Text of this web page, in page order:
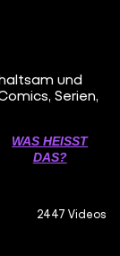
und
Serien,
WAS HEISST D
AS?
2447 Videos